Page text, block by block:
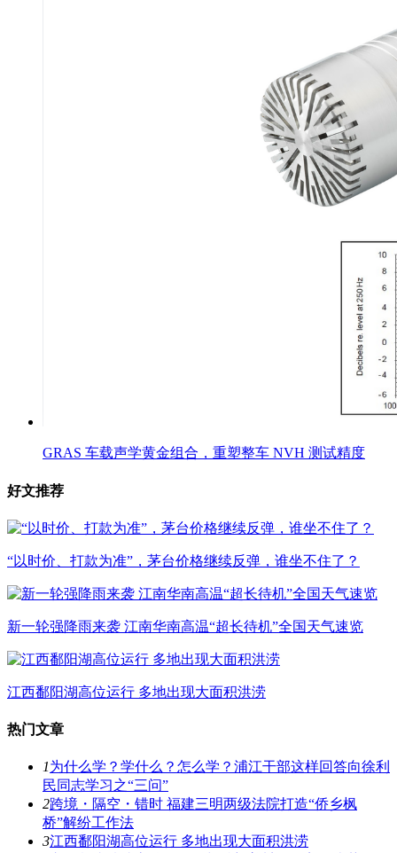
GRAS 车载声学黄金组合，重塑整车 NVH 测试精度
好文推荐
“以时价、打款为准”，茅台价格继续反弹，谁坐不住了？
新一轮强降雨来袭 江南华南高温“超长待机”全国天气速览
江西鄱阳湖高位运行 多地出现大面积洪涝
热门文章
1为什么学？学什么？怎么学？浦江干部这样回答向徐利
民同志学习之“三问”
2跨境・隔空・错时 福建三明两级法院打造“侨乡枫
桥”解纷工作法
3江西鄱阳湖高位运行 多地出现大面积洪涝